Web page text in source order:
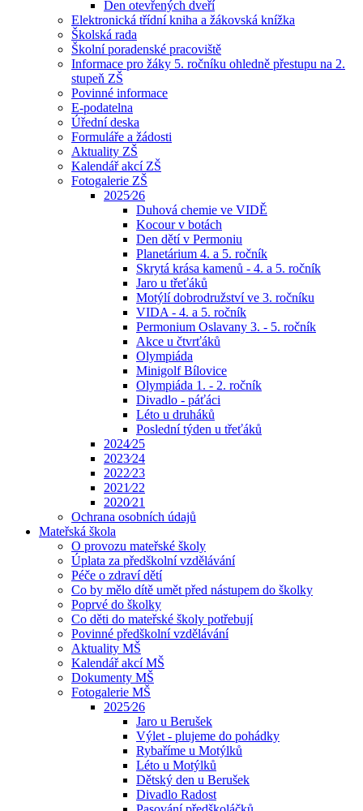
Den otevřených dveří
Elektronická třídní kniha a žákovská knížka
Školská rada
Školní poradenské pracoviště
Informace pro žáky 5. ročníku ohledně přestupu na 2.
stupeň ZŠ
Povinné informace
E-podatelna
Úřední deska
Formuláře a žádosti
Aktuality ZŠ
Kalendář akcí ZŠ
Fotogalerie ZŠ
2025⁄26
Duhová chemie ve VIDĚ
Kocour v botách
Den dětí v Permoniu
Planetárium 4. a 5. ročník
Skrytá krása kamenů - 4. a 5. ročník
Jaro u třeťáků
Motýlí dobrodružství ve 3. ročníku
VIDA - 4. a 5. ročník
Permonium Oslavany 3. - 5. ročník
Akce u čtvrťáků
Olympiáda
Minigolf Bílovice
Olympiáda 1. - 2. ročník
Divadlo - páťáci
Léto u druháků
Poslední týden u třeťáků
2024⁄25
2023⁄24
2022⁄23
2021⁄22
2020⁄21
Ochrana osobních údajů
Mateřská škola
O provozu mateřské školy
Úplata za předškolní vzdělávání
Péče o zdraví dětí
Co by mělo dítě umět před nástupem do školky
Poprvé do školky
Co děti do mateřské školy potřebují
Povinné předškolní vzdělávání
Aktuality MŠ
Kalendář akcí MŠ
Dokumenty MŠ
Fotogalerie MŠ
2025⁄26
Jaro u Berušek
Výlet - plujeme do pohádky
Rybaříme u Motýlků
Léto u Motýlků
Dětský den u Berušek
Divadlo Radost